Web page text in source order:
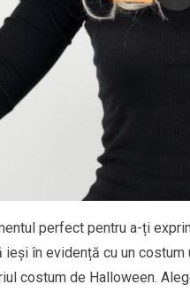
perfect pentru a-ți
ieși în evidență cu un
costum de Halloween.